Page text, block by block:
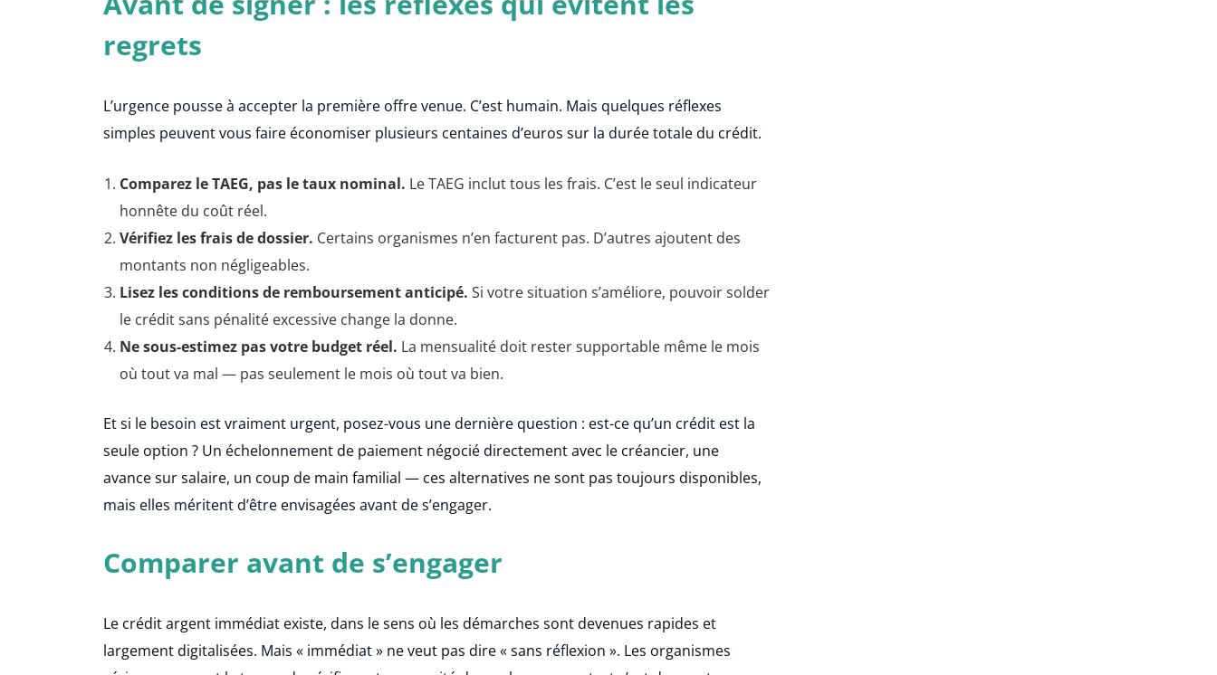
regrets
L’urgence pousse à accepter la première offre venue. C’est humain. Mais quelques réflexes
simples peuvent vous faire économiser plusieurs centaines d’euros sur la durée totale du crédit.
Comparez le TAEG, pas le taux nominal. Le TAEG inclut tous les frais. C’est le seul indicateur
honnête du coût réel.
Vérifiez les frais de dossier. Certains organismes n’en facturent pas. D’autres ajoutent des
montants non négligeables.
Lisez les conditions de remboursement anticipé. Si votre situation s’améliore, pouvoir solder
le crédit sans pénalité excessive change la donne.
Ne sous-estimez pas votre budget réel. La mensualité doit rester supportable même le mois
où tout va mal — pas seulement le mois où tout va bien.
Et si le besoin est vraiment urgent, posez-vous une dernière question : est-ce qu’un crédit est la
seule option ? Un échelonnement de paiement négocié directement avec le créancier, une
avance sur salaire, un coup de main familial — ces alternatives ne sont pas toujours disponibles,
mais elles méritent d’être envisagées avant de s’engager.
Comparer avant de s’engager
Le crédit argent immédiat existe, dans le sens où les démarches sont devenues rapides et
largement digitalisées. Mais « immédiat » ne veut pas dire « sans réflexion ». Les organismes